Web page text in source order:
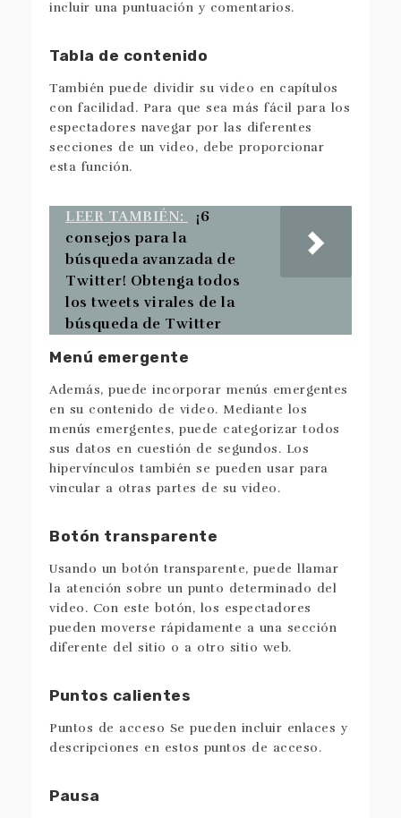
incluir una puntuación y comentarios.
Tabla de contenido
También puede dividir su video en capítulos
con facilidad. Para que sea más fácil para los
espectadores navegar por las diferentes
secciones de un video, debe proporcionar
esta función.
LEER TAMBIÉN:
¡6
consejos para la
búsqueda avanzada de
Twitter! Obtenga todos
los tweets virales de la
búsqueda de Twitter
Menú emergente
Además, puede incorporar menús emergentes
en su contenido de video. Mediante los
menús emergentes, puede categorizar todos
sus datos en cuestión de segundos. Los
hipervínculos también se pueden usar para
vincular a otras partes de su video.
Botón transparente
Usando un botón transparente, puede llamar
la atención sobre un punto determinado del
video. Con este botón, los espectadores
pueden moverse rápidamente a una sección
diferente del sitio o a otro sitio web.
Puntos calientes
Puntos de acceso Se pueden incluir enlaces y
descripciones en estos puntos de acceso.
Pausa